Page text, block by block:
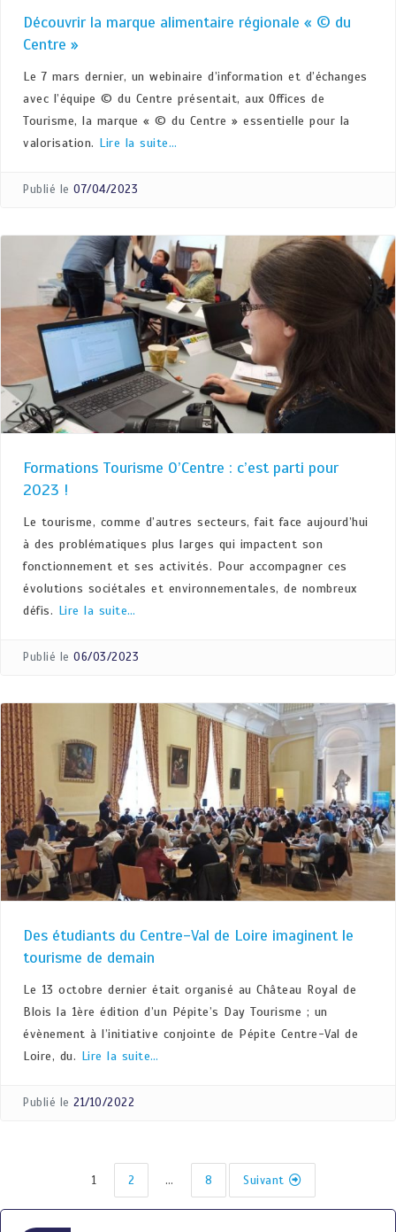
Découvrir la marque alimentaire régionale « © du
Centre »
Le 7 mars dernier, un webinaire d’information et d’échanges
avec l’équipe © du Centre présentait, aux Offices de
Tourisme, la marque « © du Centre » essentielle pour la
valorisation. Lire la suite…
Publié le 07/04/2023
Formations Tourisme O’Centre : c’est parti pour
2023 !
Le tourisme, comme d’autres secteurs, fait face aujourd’hui
à des problématiques plus larges qui impactent son
fonctionnement et ses activités. Pour accompagner ces
évolutions sociétales et environnementales, de nombreux
défis. Lire la suite…
Publié le 06/03/2023
Des étudiants du Centre-Val de Loire imaginent le
tourisme de demain
Le 13 octobre dernier était organisé au Château Royal de
Blois la 1ère édition d’un Pépite’s Day Tourisme ; un
évènement à l’initiative conjointe de Pépite Centre-Val de
Loire, du. Lire la suite…
Publié le 21/10/2022
1 2 … 8 Suivant